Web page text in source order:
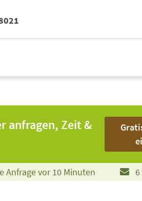
anfragen, Zeit &
Anfrage vor10 Minuten